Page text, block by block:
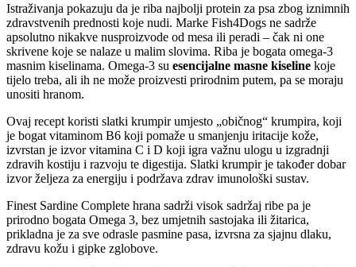
Istraživanja pokazuju da je riba najbolji protein za psa zbog iznimnih
zdravstvenih prednosti koje nudi. Marke Fish4Dogs ne sadrže
apsolutno nikakve nusproizvode od mesa ili peradi – čak ni one
skrivene koje se nalaze u malim slovima. Riba je bogata omega-3
masnim kiselinama. Omega-3 su esencijalne masne kiseline koje
tijelo treba, ali ih ne može proizvesti prirodnim putem, pa se moraju
unositi hranom.
Ovaj recept koristi slatki krumpir umjesto „običnog“ krumpira, koji
je bogat vitaminom B6 koji pomaže u smanjenju iritacije kože,
izvrstan je izvor vitamina C i D koji igra važnu ulogu u izgradnji
zdravih kostiju i razvoju te digestija. Slatki krumpir je također dobar
izvor željeza za energiju i podržava zdrav imunološki sustav.
Finest Sardine Complete hrana sadrži visok sadržaj ribe pa je
prirodno bogata Omega 3, bez umjetnih sastojaka ili žitarica,
prikladna je za sve odrasle pasmine pasa, izvrsna za sjajnu dlaku,
zdravu kožu i gipke zglobove.